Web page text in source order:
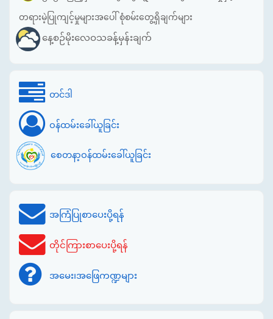
တရားမဲ့ပြုကျင့်မှုများအပေါ် စုံစမ်းတွေ့ရှိချက်များ
နေ့စဉ်မိုးလေဝသခန့်မှန်းချက်
တင်ဒါ
ဝန်ထမ်းခေါ်ယူခြင်း
စေတနာ့ဝန်ထမ်းခေါ်ယူခြင်း
အကြံပြုစာပေးပို့ရန်
တိုင်ကြားစာပေးပို့ရန်
အမေး၊အဖြေကဏ္ဍများ